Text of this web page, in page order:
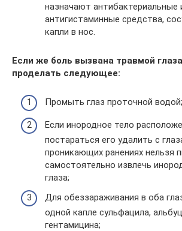
назначают антибактериальные
антигистаминные средства,
капли в нос.
Если же боль вызвана травмой
проделать следующее:
Промыть глаз проточной водой;
Если инородное тело
постараться его удалить с
проникающих ранениях нельзя
самостоятельно извлечь
глаза;
Для обеззараживания в оба
одной капле сульфацила,
гентамицина;